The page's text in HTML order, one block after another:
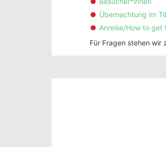
Übernachtung im
Anreise/How to get
Für Fragen stehen wir